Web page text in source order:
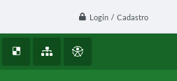
Login / Cadastro